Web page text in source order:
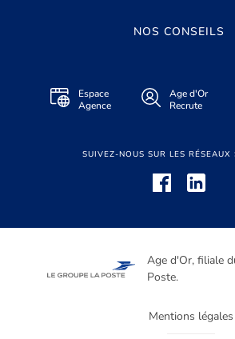
NOS CONSEILS
Espace
Agence
Age d'Or
Recrute
SUIVEZ-NOUS SUR LES RÉSEAUX
Age d'Or, filiale
Poste.
Mentions légales